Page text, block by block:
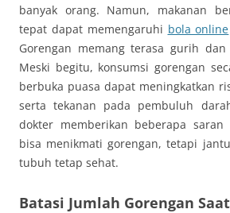
banyak orang. Namun, makanan
tepat dapat memengaruhi bola online
Gorengan memang terasa gurih dan
Meski begitu, konsumsi gorengan
berbuka puasa dapat meningkatkan
serta tekanan pada pembuluh
dokter memberikan beberapa
bisa menikmati gorengan, tetapi
tubuh tetap sehat.
Batasi Jumlah Gorengan